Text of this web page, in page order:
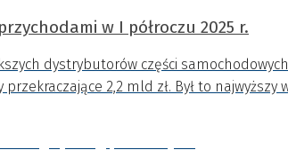
w I półroczu 2025 r.
dystrybutorów części
przekraczające 2,2 mld zł. Był to najwyższy